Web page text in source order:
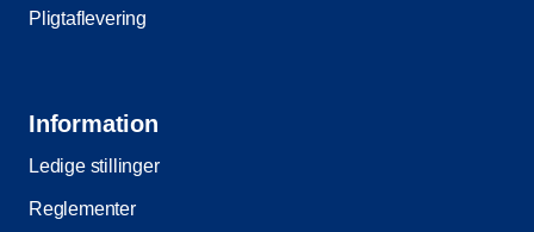
Pligtaflevering
Information
Ledige stillinger
Reglementer